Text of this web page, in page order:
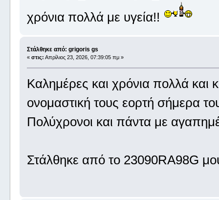
χρόνια πολλά με υγεία!!
Στάλθηκε από: grigoris gs
« στις: Απρίλιος 23, 2026, 07:39:05 πμ »
Καλημέρες και χρόνια πολλά και
ονομαστική τους εορτή σήμερα
Πολύχρονοι και πάντα με
Στάλθηκε από το 23090RA98G